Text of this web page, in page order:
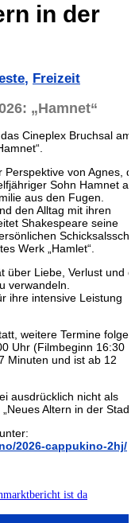
in der
, Freizeit
„Hamnet“
Cineplex Bruchsal am
von Agnes,
Sohn Hamnet an
aus den Fugen.
den Alltag mit ihren
Shakespeare seine
Werk „Hamlet“.
über Liebe, Verlust und
verwandeln.
ihre intensive Leistung
weitere Termine folgen
Uhr (Filmbeginn 16:30
Minuten und ist ab 12
ausdrücklich nicht als
Altern in der
2026-cappukino-2hj/